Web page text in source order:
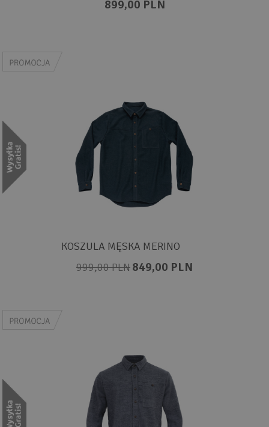
899,00 PLN
KOSZULA MĘSKA MERINO
999,00 PLN849,00 PLN